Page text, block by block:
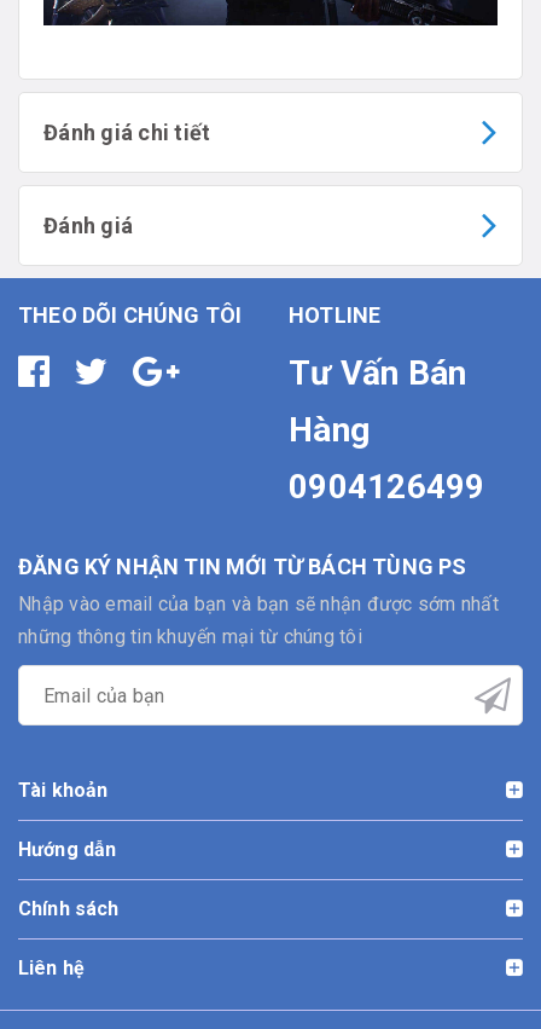
Đánh giá chi tiết
Đánh giá
THEO DÕI CHÚNG TÔI HOTLINE
Tư Vấn Bán
Hàng
0904126499
ĐĂNG KÝ NHẬN TIN MỚI TỪ BÁCH TÙNG PS
Nhập vào email của bạn và bạn sẽ nhận được sớm nhất
những thông tin khuyến mại từ chúng tôi
Tài khoản
Hướng dẫn
Chính sách
Liên hệ